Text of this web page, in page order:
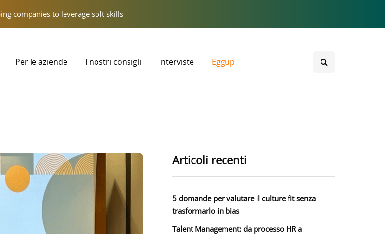
companies to leverage soft skills
Per le aziende I nostri consigli Interviste Eggup
Articoli recenti
5 domande per valutare il culture fit senza
trasformarlo in bias
Talent Management: da processo HR a